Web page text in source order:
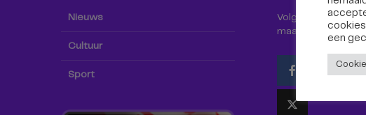
Nieuws
Cultuur
Sport
Volg Omroep
maar ook via
een